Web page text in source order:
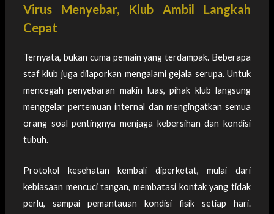
Virus Menyebar, Klub Ambil Langkah
Cepat
Ternyata, bukan cuma pemain yang terdampak. Beberapa
staf klub juga dilaporkan mengalami gejala serupa. Untuk
mencegah penyebaran makin luas, pihak klub langsung
menggelar pertemuan internal dan mengingatkan semua
orang soal pentingnya menjaga kebersihan dan kondisi
tubuh.
Protokol kesehatan kembali diperketat, mulai dari
kebiasaan mencuci tangan, membatasi kontak yang tidak
perlu, sampai pemantauan kondisi fisik setiap hari.